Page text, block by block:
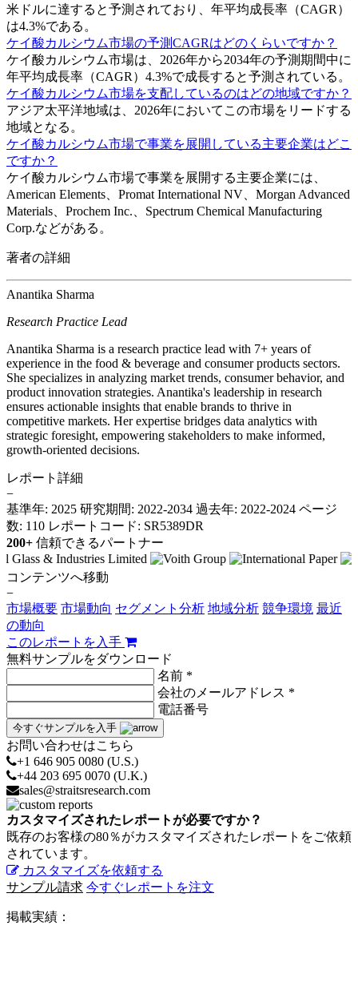
米ドルに達すると予測されており、年平均成長率（CAGR）
は4.3%である。
ケイ酸カルシウム市場の予測CAGRはどのくらいですか？
ケイ酸カルシウム市場は、2026年から2034年の予測期間中に
年平均成長率（CAGR）4.3%で成長すると予測されている。
ケイ酸カルシウム市場を支配しているのはどの地域ですか？
アジア太平洋地域は、2026年においてこの市場をリードする
地域となる。
ケイ酸カルシウム市場で事業を展開している主要企業はどこ
ですか？
ケイ酸カルシウム市場で事業を展開する主要企業には、
American Elements、Promat International NV、Morgan Advanced
Materials、Prochem Inc.、Spectrum Chemical Manufacturing
Corp.などがある。
著者の詳細
Anantika Sharma
Research Practice Lead
Anantika Sharma is a research practice lead with 7+ years of
experience in the food & beverage and consumer products sectors.
She specializes in analyzing market trends, consumer behavior, and
product innovation strategies. Anantika's leadership in research
ensures actionable insights that enable brands to thrive in
competitive markets. Her expertise bridges data analytics with
strategic foresight, empowering stakeholders to make informed,
growth-oriented decisions.
レポート詳細
−
基準年: 2025 研究期間: 2022-2034 過去年: 2022-2024 ページ
数: 110 レポートコード: SR5389DR
200+ 信頼できるパートナー
コンテンツへ移動
−
市場概要 市場動向 セグメント分析 地域分析 競争環境 最近
の動向
このレポートを入手
無料サンプルをダウンロード
名前 *
会社のメールアドレス *
電話番号
今すぐサンプルを入手
お問い合わせはこちら
+1 646 905 0080 (U.S.)
+44 203 695 0070 (U.K.)
sales@straitsresearch.com
カスタマイズされたレポートが必要ですか？
既存のお客様の80％がカスタマイズされたレポートをご依頼
されています。
カスタマイズを依頼する
サンプル請求 今すぐレポートを注文
掲載実績：